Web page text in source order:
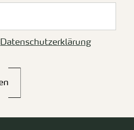
Datenschutzerklärung